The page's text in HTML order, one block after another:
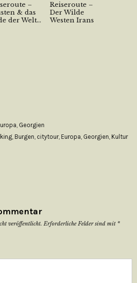
–
& das
der Welt...
Reiseroute –
Der Wilde
Westen Irans
, Georgien
, Burgen, citytour, Europa, Georgien, Kultur
veröffentlicht. Erforderliche Felder sind mit *